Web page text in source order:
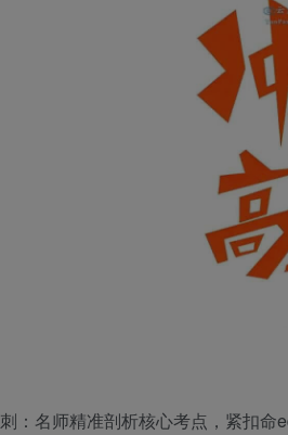
：名师精准剖析核心考点，紧扣